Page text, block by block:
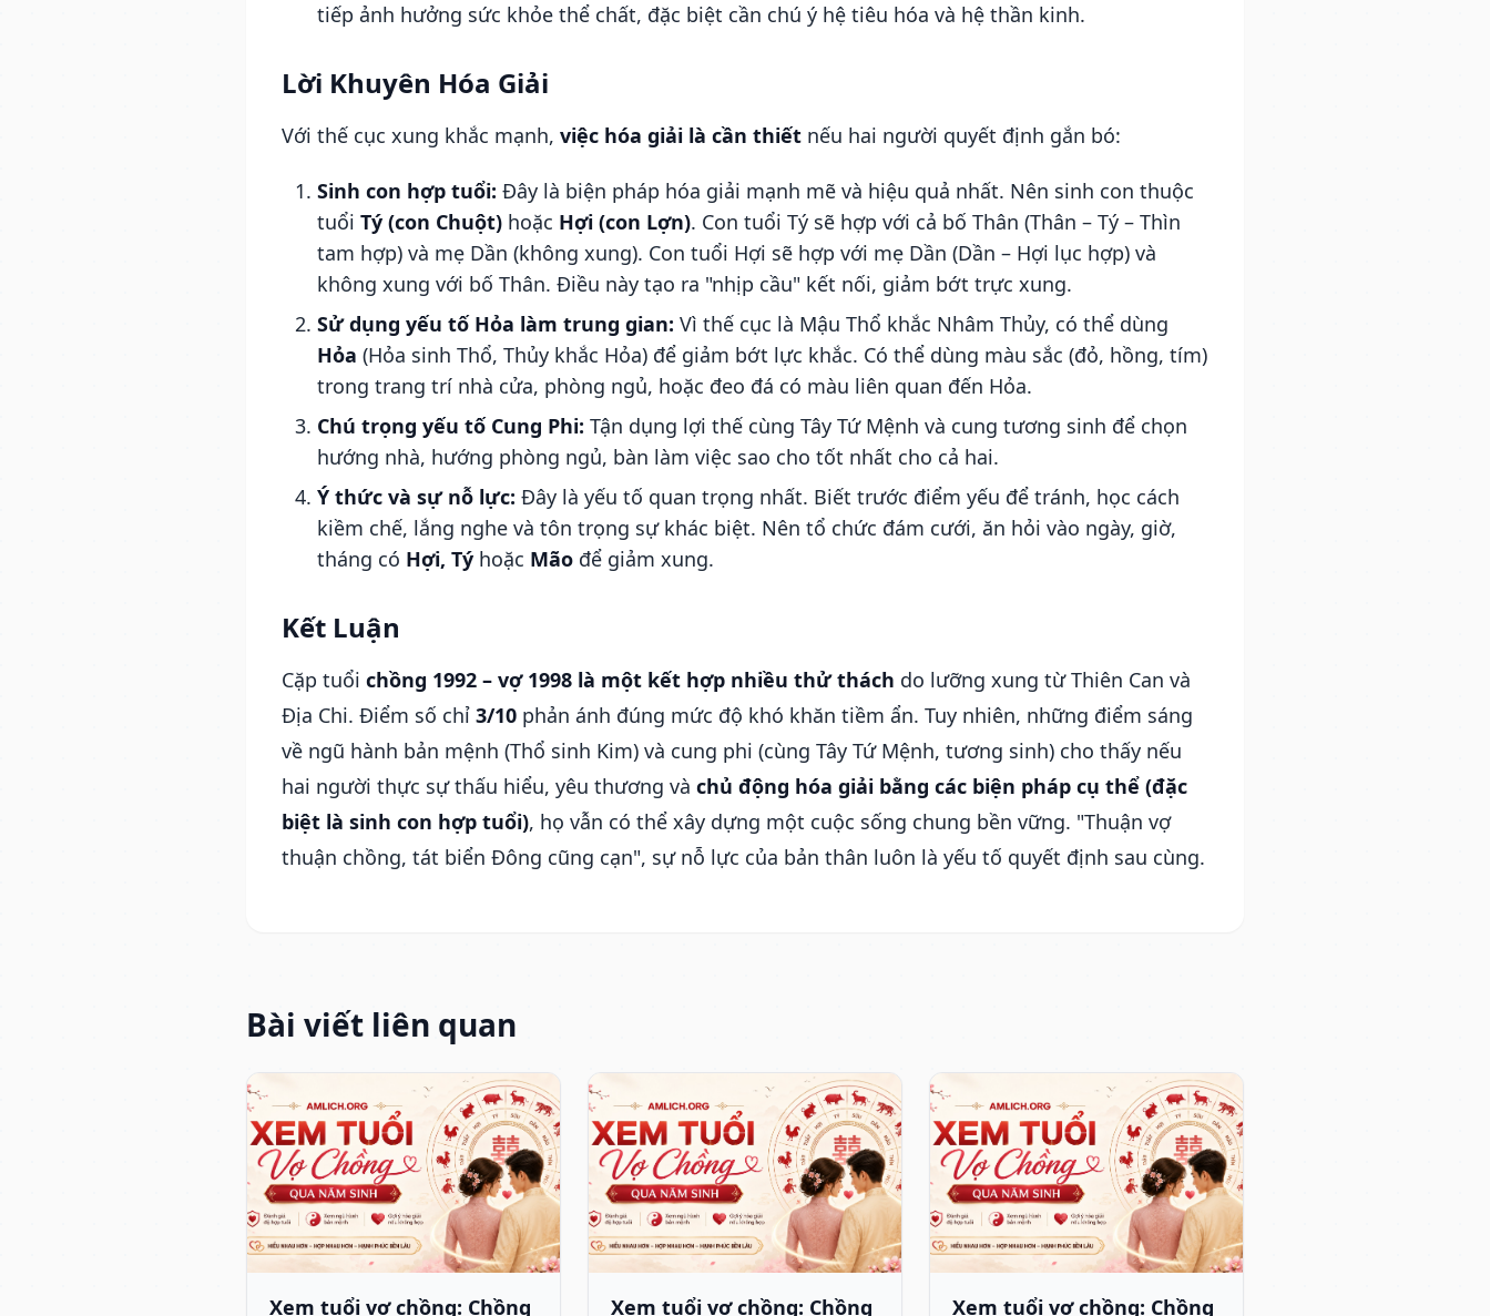
tiếp ảnh hưởng sức khỏe thể chất, đặc biệt cần chú ý hệ tiêu hóa và hệ thần kinh.
Lời Khuyên Hóa Giải
Với thế cục xung khắc mạnh, việc hóa giải là cần thiết nếu hai người quyết định gắn bó:
Sinh con hợp tuổi: Đây là biện pháp hóa giải mạnh mẽ và hiệu quả nhất. Nên sinh con thuộc
tuổi Tý (con Chuột) hoặc Hợi (con Lợn). Con tuổi Tý sẽ hợp với cả bố Thân (Thân – Tý – Thìn
tam hợp) và mẹ Dần (không xung). Con tuổi Hợi sẽ hợp với mẹ Dần (Dần – Hợi lục hợp) và
không xung với bố Thân. Điều này tạo ra "nhịp cầu" kết nối, giảm bớt trực xung.
Sử dụng yếu tố Hỏa làm trung gian: Vì thế cục là Mậu Thổ khắc Nhâm Thủy, có thể dùng
Hỏa (Hỏa sinh Thổ, Thủy khắc Hỏa) để giảm bớt lực khắc. Có thể dùng màu sắc (đỏ, hồng, tím)
trong trang trí nhà cửa, phòng ngủ, hoặc đeo đá có màu liên quan đến Hỏa.
Chú trọng yếu tố Cung Phi: Tận dụng lợi thế cùng Tây Tứ Mệnh và cung tương sinh để chọn
hướng nhà, hướng phòng ngủ, bàn làm việc sao cho tốt nhất cho cả hai.
Ý thức và sự nỗ lực: Đây là yếu tố quan trọng nhất. Biết trước điểm yếu để tránh, học cách
kiềm chế, lắng nghe và tôn trọng sự khác biệt. Nên tổ chức đám cưới, ăn hỏi vào ngày, giờ,
tháng có Hợi, Tý hoặc Mão để giảm xung.
Kết Luận
Cặp tuổi chồng 1992 – vợ 1998 là một kết hợp nhiều thử thách do lưỡng xung từ Thiên Can và
Địa Chi. Điểm số chỉ 3/10 phản ánh đúng mức độ khó khăn tiềm ẩn. Tuy nhiên, những điểm sáng
về ngũ hành bản mệnh (Thổ sinh Kim) và cung phi (cùng Tây Tứ Mệnh, tương sinh) cho thấy nếu
hai người thực sự thấu hiểu, yêu thương và chủ động hóa giải bằng các biện pháp cụ thể (đặc
biệt là sinh con hợp tuổi), họ vẫn có thể xây dựng một cuộc sống chung bền vững. "Thuận vợ
thuận chồng, tát biển Đông cũng cạn", sự nỗ lực của bản thân luôn là yếu tố quyết định sau cùng.
Bài viết liên quan
Xem tuổi vợ chồng: Chồng Xem tuổi vợ chồng: Chồng Xem tuổi vợ chồng: Chồng